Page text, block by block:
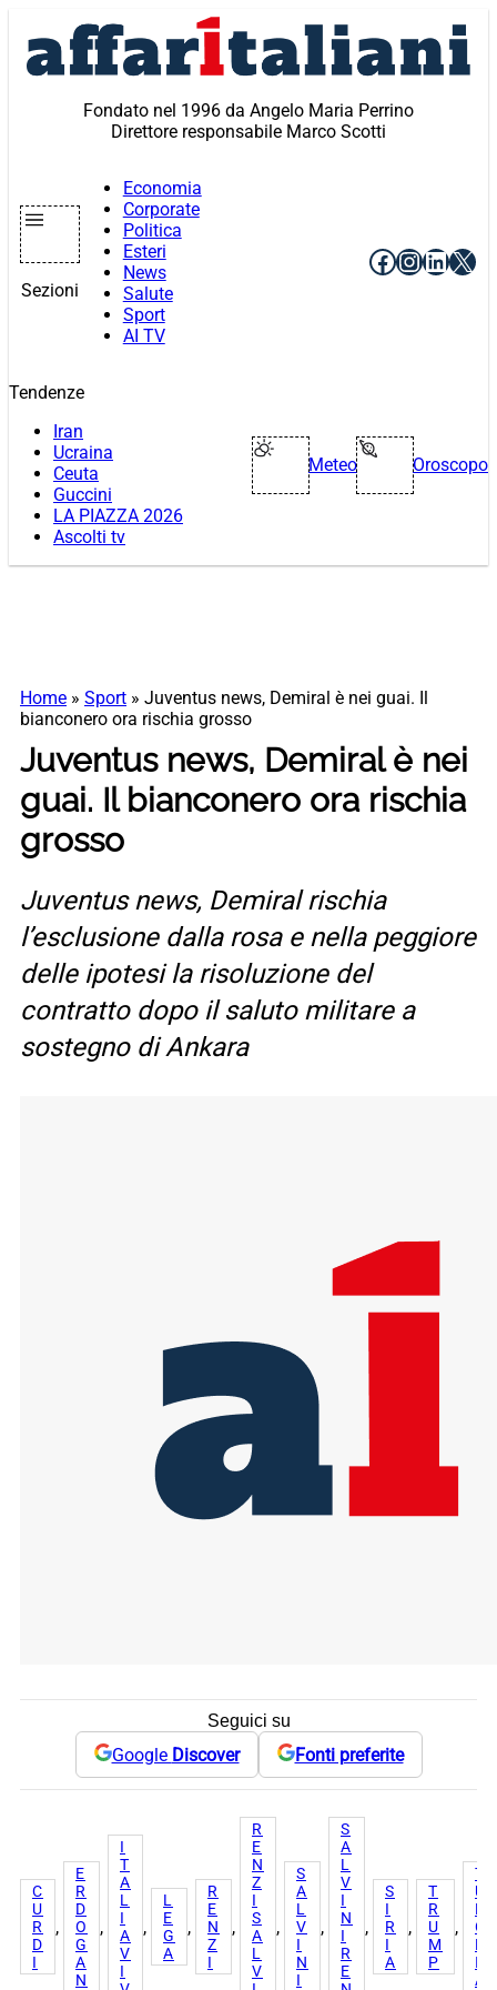
contenuto
Fondato nel 1996 da Angelo Maria Perrino
Direttore responsabile Marco Scotti
Sezioni
Economia
Corporate
Politica
Esteri
News
Salute
Sport
AI TV
Facebook
X
Tendenze
Iran
Ucraina
Ceuta
Guccini
LA PIAZZA 2026
Ascolti tv
Meteo Oroscopo
Home » Sport » Juventus news, Demiral è nei guai. Il
bianconero ora rischia grosso
Juventus news, Demiral è nei
guai. Il bianconero ora rischia
grosso
Juventus news, Demiral rischia
l’esclusione dalla rosa e nella peggiore
delle ipotesi la risoluzione del
contratto dopo il saluto militare a
sostegno di Ankara
Seguici su
Google Discover Fonti preferite
C
U
R
D
I
,
E
R
D
O
G
A
N
,
I
T
A
L
I
A
V
I
,
L
E
G
A
,
R
E
N
Z
I
,
R
E
N
Z
I
S
A
L
V
,
S
A
L
V
I
N
I
,
S
A
L
V
I
N
I
R
E
,
S
I
R
I
A
,
T
R
U
M
P
,
T
U
R
C
H
I
A